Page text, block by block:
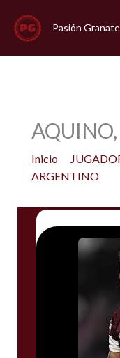
contenido
Pasión Granate
Inicio
ARGENTINO